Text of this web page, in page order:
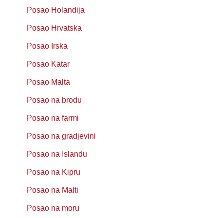
Posao Holandija
Posao Hrvatska
Posao Irska
Posao Katar
Posao Malta
Posao na brodu
Posao na farmi
Posao na gradjevini
Posao na Islandu
Posao na Kipru
Posao na Malti
Posao na moru